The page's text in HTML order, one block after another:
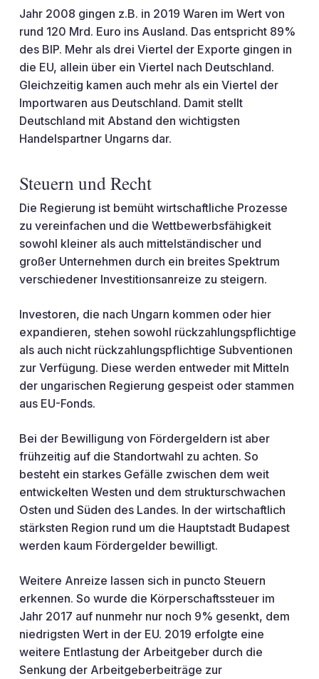
Jahr 2008 gingen z.B. in 2019 Waren im Wert von
rund 120 Mrd. Euro ins Ausland. Das entspricht 89%
des BIP. Mehr als drei Viertel der Exporte gingen in
die EU, allein über ein Viertel nach Deutschland.
Gleichzeitig kamen auch mehr als ein Viertel der
Importwaren aus Deutschland. Damit stellt
Deutschland mit Abstand den wichtigsten
Handelspartner Ungarns dar.
Steuern und Recht
Die Regierung ist bemüht wirtschaftliche Prozesse
zu vereinfachen und die Wettbewerbsfähigkeit
sowohl kleiner als auch mittelständischer und
großer Unternehmen durch ein breites Spektrum
verschiedener Investitionsanreize zu steigern.
Investoren, die nach Ungarn kommen oder hier
expandieren, stehen sowohl rückzahlungspflichtige
als auch nicht rückzahlungspflichtige Subventionen
zur Verfügung. Diese werden entweder mit Mitteln
der ungarischen Regierung gespeist oder stammen
aus EU-Fonds.
Bei der Bewilligung von Fördergeldern ist aber
frühzeitig auf die Standortwahl zu achten. So
besteht ein starkes Gefälle zwischen dem weit
entwickelten Westen und dem strukturschwachen
Osten und Süden des Landes. In der wirtschaftlich
stärksten Region rund um die Hauptstadt Budapest
werden kaum Fördergelder bewilligt.
Weitere Anreize lassen sich in puncto Steuern
erkennen. So wurde die Körperschaftssteuer im
Jahr 2017 auf nunmehr nur noch 9% gesenkt, dem
niedrigsten Wert in der EU. 2019 erfolgte eine
weitere Entlastung der Arbeitgeber durch die
Senkung der Arbeitgeberbeiträge zur